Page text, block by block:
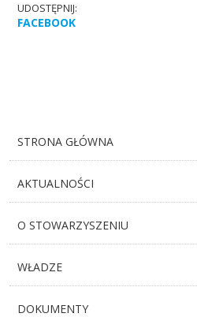
UDOSTĘPNIJ:
FACEBOOK
STRONA GŁÓWNA
AKTUALNOŚCI
O STOWARZYSZENIU
WŁADZE
DOKUMENTY